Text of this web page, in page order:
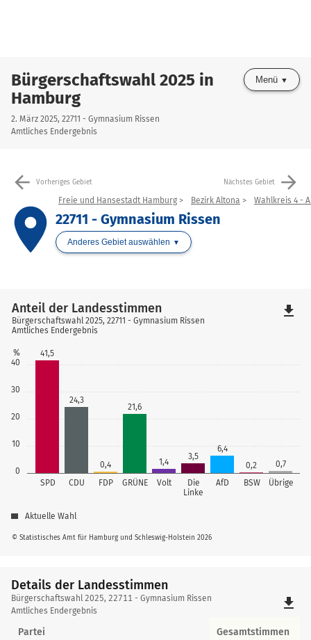
Bürgerschaftswahl 2025 in
Hamburg
2. März 2025, 22711 - Gymnasium Rissen
Amtliches Endergebnis
Menü
arrow_back Vorheriges Gebiet Nächstes Gebiet arrow_forward
place
Freie und Hansestadt Hamburg Bezirk Altona Wahlkreis 4 -
22711 - Gymnasium Rissen
Anderes Gebiet auswählen
0
10
20
30
40
%
SPD CDU FDP GRÜNE Volt
Die
Linke
AfD BSW Übrige
41,5
24,3
0,4
21,6
1,4
3,5
6,4
0,2
0,7
© Statistisches Amt für Hamburg und Schleswig-Holstein 2026
Anteil der Landesstimmen
Bürgerschaftswahl 2025, 22711 - Gymnasium Rissen
Amtliches Endergebnis
Aktuelle Wahl
file_download
Details der Landesstimmen
Details
der
Landesstimmen
Bürgerschaftswahl 2025, 22711 - Gymnasium Rissen
Amtliches Endergebnis
file_download
Partei Gesamtstimmen